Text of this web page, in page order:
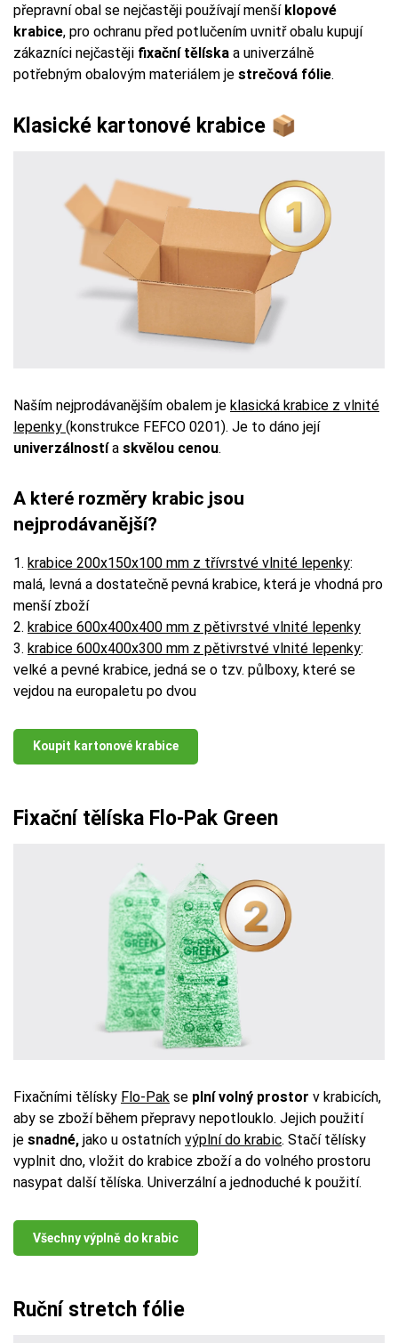
přepravní obal se nejčastěji používají menší klopové
krabice, pro ochranu před potlučením uvnitř obalu kupují
zákazníci nejčastěji fixační tělíska a univerzálně
potřebným obalovým materiálem je strečová fólie.
Klasické kartonové krabice 📦
Naším nejprodávanějším obalem je klasická krabice z vlnité
lepenky (konstrukce FEFCO 0201). Je to dáno její
univerzálnostía skvělou cenou.
A které rozměry krabic jsou
nejprodávanější?
1. krabice 200x150x100 mm z třívrstvé vlnité lepenky:
malá, levná a dostatečně pevná krabice, která je vhodná pro
menší zboží
2. krabice 600x400x400 mm z pětivrstvé vlnité lepenky
3. krabice 600x400x300 mm z pětivrstvé vlnité lepenky:
velké a pevné krabice, jedná se o tzv. půlboxy, které se
vejdou na europaletu po dvou
Koupit kartonové krabice
Fixační tělíska Flo-Pak Green
Fixačními tělísky Flo-Pak se plní volný prostor v krabicích,
aby se zboží během přepravy nepotlouklo. Jejich použití
je snadné, jako u ostatních výplní do krabic. Stačí tělísky
vyplnit dno, vložit do krabice zboží a do volného prostoru
nasypat další tělíska. Univerzální a jednoduché k použití.
Všechny výplně do krabic
Ruční stretch fólie